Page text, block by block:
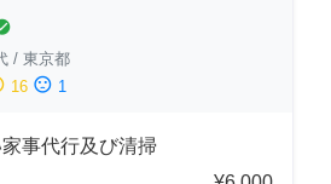
/ 東京都
16 sentiment_dissatisfied 1
事代行及び清掃